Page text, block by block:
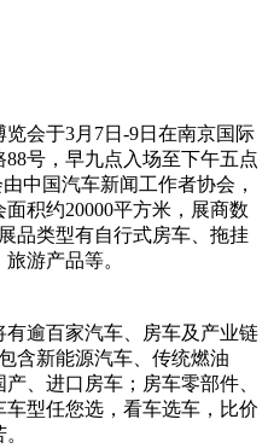
会于3月7日-9日在南京国际
号，早九点入场至下午五点
中国汽车新闻工作者协会，
积约20000平方米，展商数
品类型有自行式房车、拖挂
游产品等。
逾百家汽车、房车及产业链
含新能源汽车、传统燃油
、进口房车；房车零部件、
型任您选，看车选车，比价